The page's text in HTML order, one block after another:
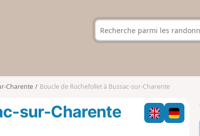
Charente Boucle de Rochefollet à Bussac-sur-Charente
sur-Charente